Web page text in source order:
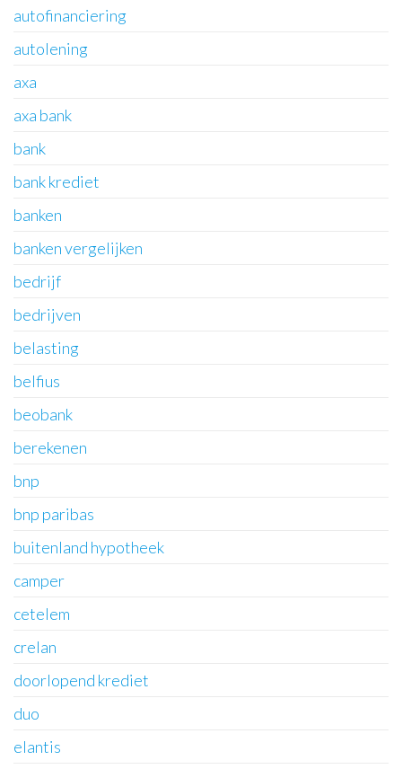
autofinanciering
autolening
axa
axa bank
bank
bank krediet
banken
banken vergelijken
bedrijf
bedrijven
belasting
belfius
beobank
berekenen
bnp
bnp paribas
buitenland hypotheek
camper
cetelem
crelan
doorlopend krediet
duo
elantis